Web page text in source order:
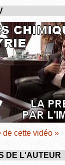
de cette vidéo »
DE L'AUTEUR